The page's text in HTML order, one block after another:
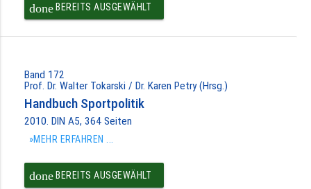
doneBEREITS AUSGEWÄHLT
Band 172
Prof. Dr. Walter Tokarski / Dr. Karen Petry (Hrsg.)
Handbuch Sportpolitik
2010. DIN A5, 364 Seiten
»MEHR ERFAHREN ...
doneBEREITS AUSGEWÄHLT